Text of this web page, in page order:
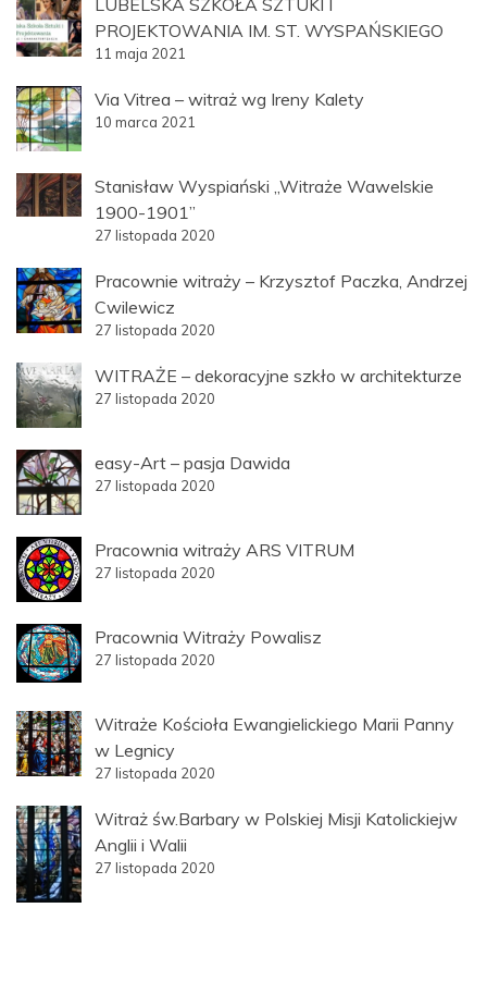
PROJEKTOWANIA IM. ST. WYSPAŃSKIEGO
11 maja 2021
Via Vitrea – witraż wg Ireny Kalety
10 marca 2021
Stanisław Wyspiański „Witraże Wawelskie
1900-1901”
27 listopada 2020
Pracownie witraży – Krzysztof Paczka, Andrzej
Cwilewicz
27 listopada 2020
WITRAŻE – dekoracyjne szkło w architekturze
27 listopada 2020
easy-Art – pasja Dawida
27 listopada 2020
Pracownia witraży ARS VITRUM
27 listopada 2020
Pracownia Witraży Powalisz
27 listopada 2020
Witraże Kościoła Ewangielickiego Marii Panny
w Legnicy
27 listopada 2020
Witraż św.Barbary w Polskiej Misji Katolickiejw
Anglii i Walii
27 listopada 2020